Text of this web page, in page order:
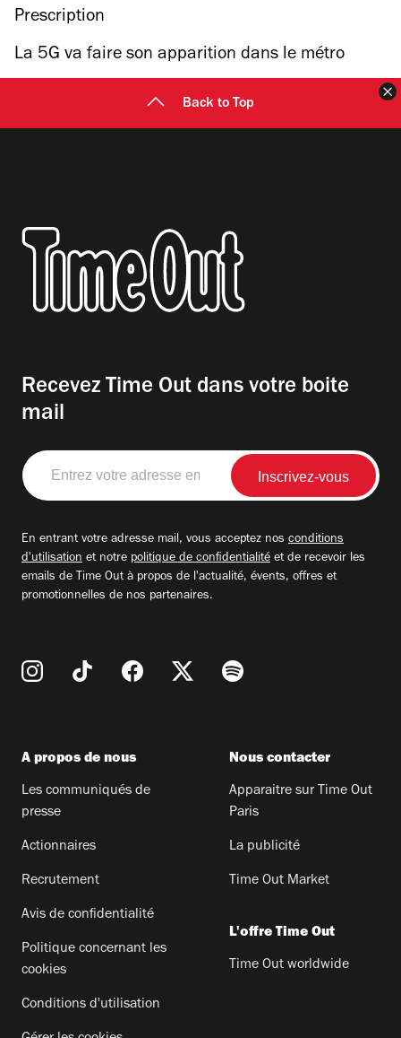
Prescription
La 5G va faire son apparition dans le métro
Back to Top
Recevez Time Out dans votre boite
mail
Entrez
votre
adresse
En entrant votre adresse mail, vous acceptez nos conditions
d'utilisation et notre politique de confidentialité et de recevoir les
emails de Time Out à propos de l'actualité, évents, offres et
promotionnelles de nos partenaires.
A propos de nous
Les communiqués de
presse
Actionnaires
Recrutement
Avis de confidentialité
Politique concernant les
cookies
Conditions d'utilisation
Nous contacter
Apparaitre sur Time Out
Paris
La publicité
Time Out Market
L'offre Time Out
Time Out worldwide